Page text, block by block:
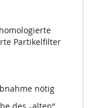
Partikelfilter
nötig